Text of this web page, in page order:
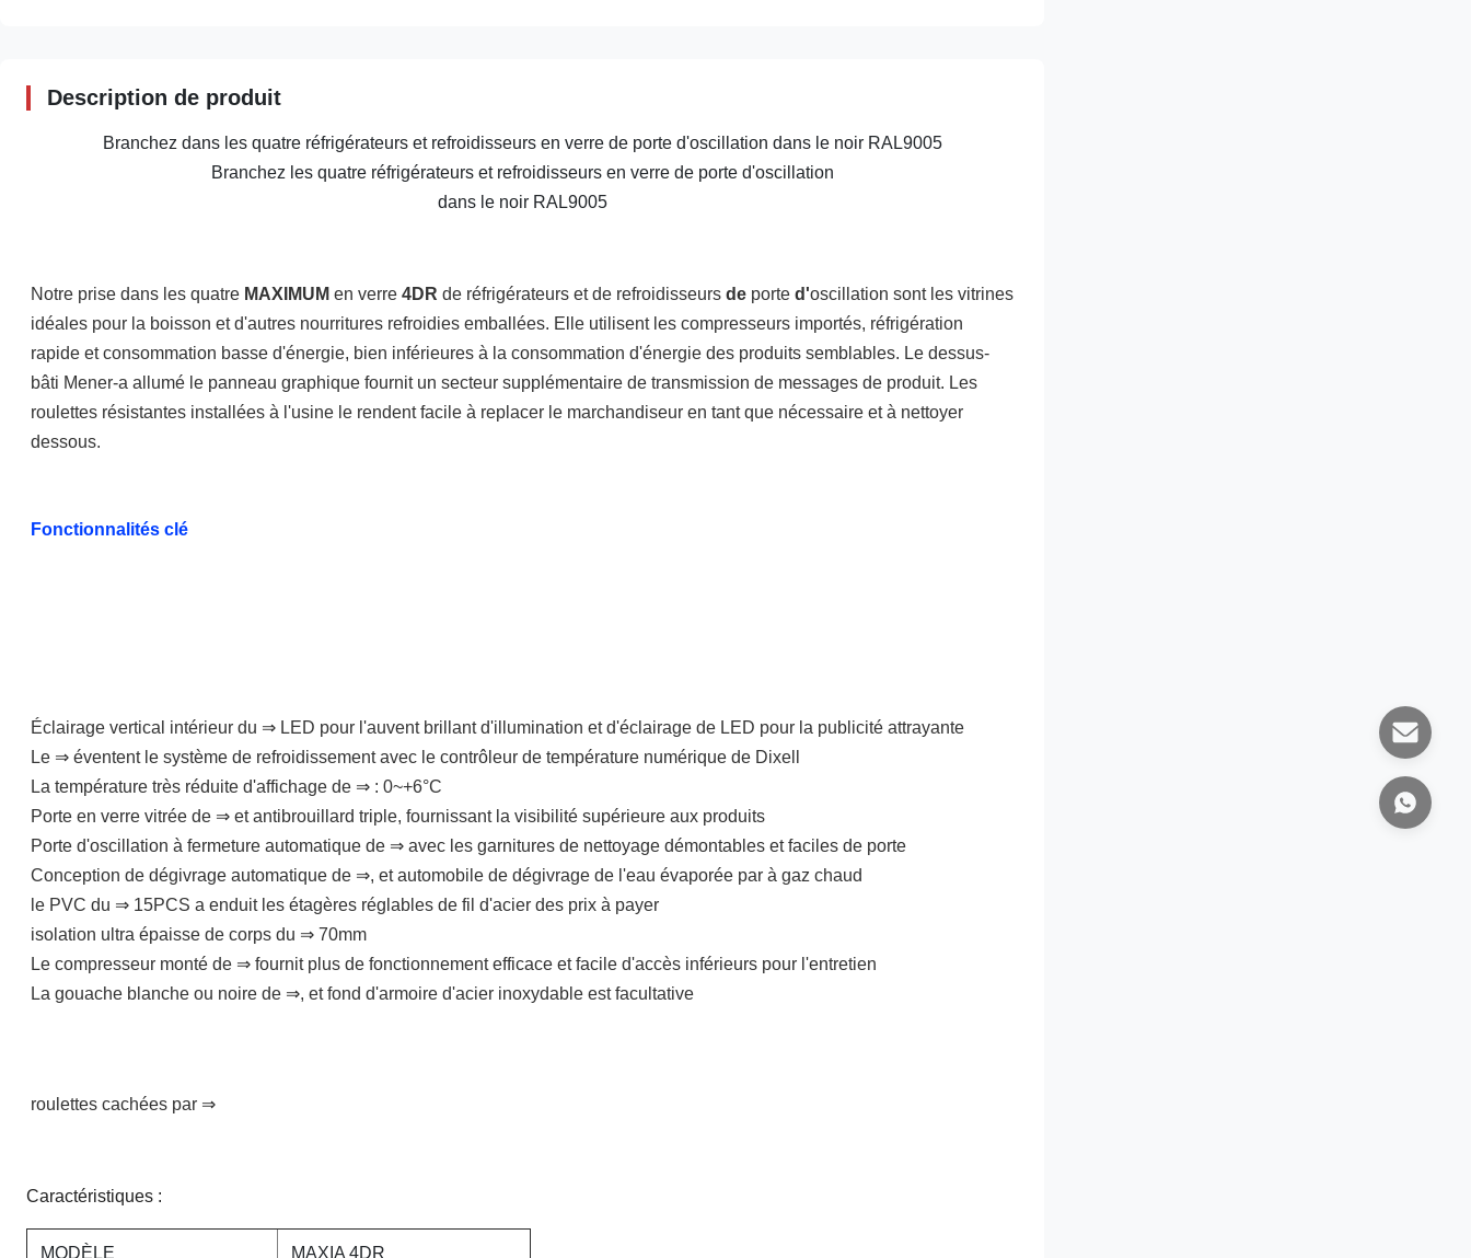
Description de produit
Branchez dans les quatre réfrigérateurs et refroidisseurs en verre de porte d'oscillation dans le noir RAL9005
Branchez les quatre réfrigérateurs et refroidisseurs en verre de porte d'oscillation
dans le noir RAL9005
Notre prise dans les quatre MAXIMUM en verre 4DR de réfrigérateurs et de refroidisseurs de porte d'oscillation sont les vitrines
idéales pour la boisson et d'autres nourritures refroidies emballées. Elle utilisent les compresseurs importés, réfrigération
rapide et consommation basse d'énergie, bien inférieures à la consommation d'énergie des produits semblables. Le dessus-
bâti Mener-a allumé le panneau graphique fournit un secteur supplémentaire de transmission de messages de produit. Les
roulettes résistantes installées à l'usine le rendent facile à replacer le marchandiseur en tant que nécessaire et à nettoyer
dessous.
Fonctionnalités clé
Éclairage vertical intérieur du ⇒ LED pour l'auvent brillant d'illumination et d'éclairage de LED pour la publicité attrayante
Le ⇒ éventent le système de refroidissement avec le contrôleur de température numérique de Dixell
La température très réduite d'affichage de ⇒ : 0~+6°C
Porte en verre vitrée de ⇒ et antibrouillard triple, fournissant la visibilité supérieure aux produits
Porte d'oscillation à fermeture automatique de ⇒ avec les garnitures de nettoyage démontables et faciles de porte
Conception de dégivrage automatique de ⇒, et automobile de dégivrage de l'eau évaporée par à gaz chaud
le PVC du ⇒ 15PCS a enduit les étagères réglables de fil d'acier des prix à payer
isolation ultra épaisse de corps du ⇒ 70mm
Le compresseur monté de ⇒ fournit plus de fonctionnement efficace et facile d'accès inférieurs pour l'entretien
La gouache blanche ou noire de ⇒, et fond d'armoire d'acier inoxydable est facultative
roulettes cachées par ⇒
Caractéristiques :
MODÈLE MAXIA 4DR